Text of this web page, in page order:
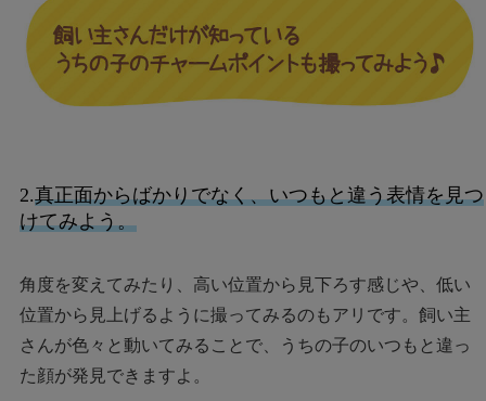
2.真正面からばかりでなく、いつもと違う表情を見つ
けてみよう。
角度を変えてみたり、高い位置から見下ろす感じや、低い
位置から見上げるように撮ってみるのもアリです。飼い主
さんが色々と動いてみることで、うちの子のいつもと違っ
た顔が発見できますよ。